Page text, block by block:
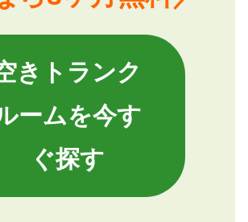
きトランク
ームを今す
ぐ探す